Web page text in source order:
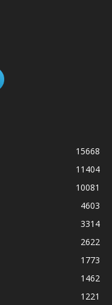
15668
11404
10081
4603
3314
2622
1773
1462
1221